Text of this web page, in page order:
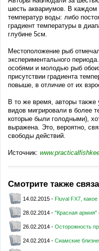
шесть аквариумов. В
температур воды: либо
градиент температуры в
глубине 5см.
Местоположение рыб
экспериментального
особями и молодью рыб
присутствии градиента
повыше, в отличие от их
В то же время, авторы
видов мигрировали в более
которые были голодными),
выражена. Это, вероятно,
свободы действий.
Источник:
Смотрите также
14.02.2015 - Fluval FX7,
28.02.2014 - "Красная
26.02.2014 - Осторожность
24.02.2014 - Сиамские